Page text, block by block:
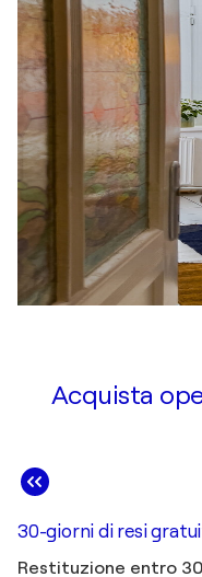
Acquista
30-giorni di resi
Restituzione entro